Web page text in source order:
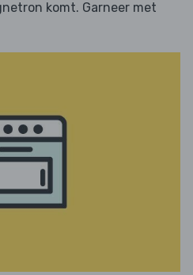
komt. Garneer met